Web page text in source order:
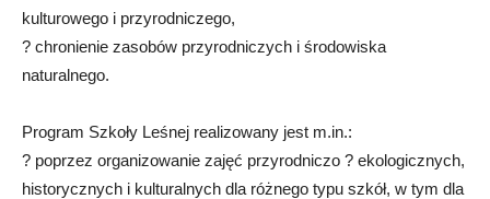
kulturowego i przyrodniczego,
? chronienie zasobów przyrodniczych i środowiska
naturalnego.
Program Szkoły Leśnej realizowany jest m.in.:
? poprzez organizowanie zajęć przyrodniczo ? ekologicznych,
historycznych i kulturalnych dla różnego typu szkół, w tym dla